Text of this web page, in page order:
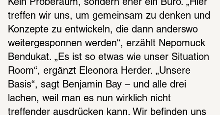
Kein Proberaum, sondern eher ein Büro. „Hier
treffen wir uns, um gemeinsam zu denken und
Konzepte zu entwickeln, die dann anderswo
weitergesponnen werden“, erzählt Nepomuck
Bendukat. „Es ist so etwas wie unser Situation
Room“, ergänzt Eleonora Herder. „Unsere
Basis“, sagt Benjamin Bay – und alle drei
lachen, weil man es nun wirklich nicht
treffender ausdrücken kann. Wir befinden uns